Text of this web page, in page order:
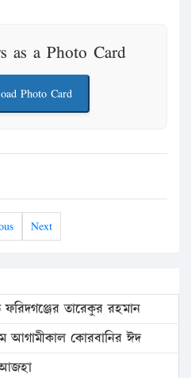
as a Photo Card
Photo Card
Next
ফরিদগঞ্জের তারেকুর রহমান
আগামীকাল কোরবানির ঈদ